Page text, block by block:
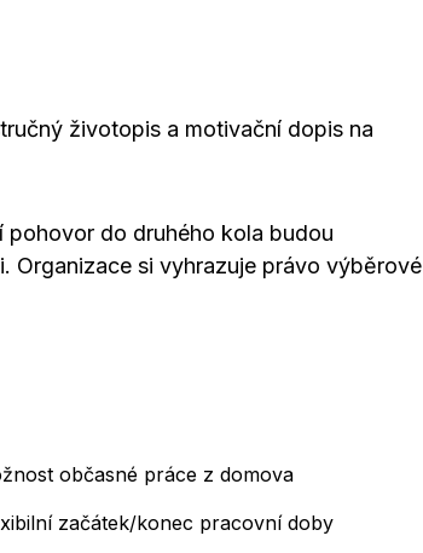
životopis a motivační dopis na
do druhého kola budou
Organizace si vyhrazuje právo výběrové
občasné práce z domova
začátek/konec pracovní doby